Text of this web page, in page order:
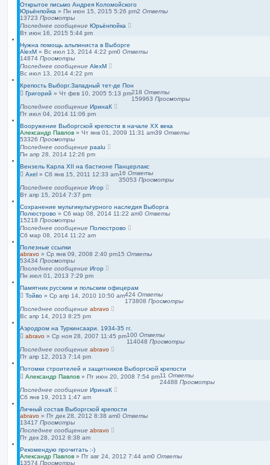
Открытое письмо Андрея Коломойского
Юрьёнпойка » Пн июн 15, 2015 5:26 pm2 Ответы
13723 Просмотры
Последнее сообщение Юрьёнпойка
Вт июн 16, 2015 5:44 pm
Нужна помощь альпиниста в Выборге
AlexM » Вс июл 13, 2014 4:22 pm0 Ответы
14874 Просмотры
Последнее сообщение AlexM
Вс июл 13, 2014 4:22 pm
Крепость Выборг.Западный тет-де Пон
Григорий » Чт фев 10, 2005 5:13 pm218 Ответы
159963 Просмотры
Последнее сообщение ИринаК
Пт июл 04, 2014 11:06 pm
Вооружение Выборгской крепости в начале ХХ века
Александр Павлов » Чт янв 01, 2009 11:31 am39 Ответы
53326 Просмотры
Последнее сообщение paalu
Пн апр 28, 2014 12:26 pm
Вензель Карла XII на бастионе Панцерлакс
Axel » Сб янв 15, 2011 12:33 am16 Ответы
35053 Просмотры
Последнее сообщение Игор
Вт апр 15, 2014 7:37 pm
Сохранение мультикультурного наследия Выборга
Полюстрово » Сб мар 08, 2014 11:22 am0 Ответы
15218 Просмотры
Последнее сообщение Полюстрово
Сб мар 08, 2014 11:22 am
Полезные ссылки
abravo » Ср янв 09, 2008 2:40 pm15 Ответы
53434 Просмотры
Последнее сообщение Игор
Пн июл 01, 2013 7:29 pm
Памятник русским и польским офицерам
Тойво » Ср апр 14, 2010 10:50 am424 Ответы
173808 Просмотры
Последнее сообщение abravo
Вс апр 14, 2013 8:25 pm
Аэродром на Туркинсаари. 1934-35 гг.
abravo » Ср ноя 28, 2007 11:45 pm100 Ответы
114048 Просмотры
Последнее сообщение abravo
Пт апр 12, 2013 7:14 pm
Потомки строителей и защитников Выборгской крепости
Александр Павлов » Пт июн 20, 2008 7:54 pm11 Ответы
24488 Просмотры
Последнее сообщение ИринаК
Сб янв 19, 2013 1:47 am
Личный состав Выборгской крепости
abravo » Пт дек 28, 2012 8:38 am0 Ответы
13417 Просмотры
Последнее сообщение abravo
Пт дек 28, 2012 8:38 am
Рекомендую прочитать :-)
Александр Павлов » Пт авг 24, 2012 7:44 am0 Ответы
13574 Просмотры